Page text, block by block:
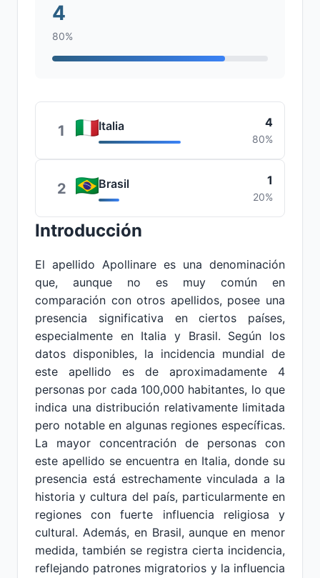
4
80%
1 Italia 4
80%
2 Brasil 1
20%
Introducción
El apellido Apollinare es una denominación
que, aunque no es muy común en
comparación con otros apellidos, posee una
presencia significativa en ciertos países,
especialmente en Italia y Brasil. Según los
datos disponibles, la incidencia mundial de
este apellido es de aproximadamente 4
personas por cada 100,000 habitantes, lo que
indica una distribución relativamente limitada
pero notable en algunas regiones específicas.
La mayor concentración de personas con
este apellido se encuentra en Italia, donde su
presencia está estrechamente vinculada a la
historia y cultura del país, particularmente en
regiones con fuerte influencia religiosa y
cultural. Además, en Brasil, aunque en menor
medida, también se registra cierta incidencia,
reflejando patrones migratorios y la influencia